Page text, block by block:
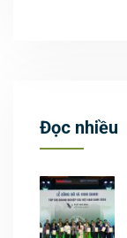
Đọc nhiều